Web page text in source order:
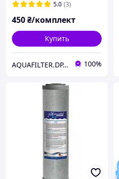
5.0 (3)
450₴/комплект
Купить
AQUAFILTER.DP.UA — Фильтры для воды 100%